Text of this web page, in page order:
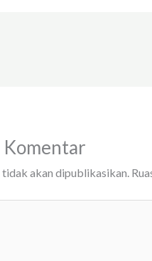
akan dipublikasikan.